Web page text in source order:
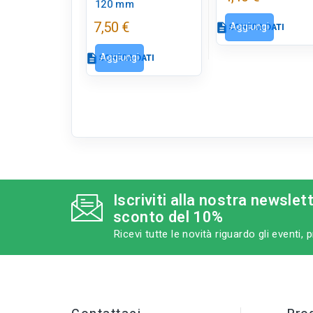
120 mm
7,50 €
description SCHEDA DATI
Scheda dati close
negozio
Aggiungi
description SCHEDA DATI
Aggiungi
Iscriviti alla nostra
sconto del 10%
Ricevi tutte le novità riguardo gli eventi,